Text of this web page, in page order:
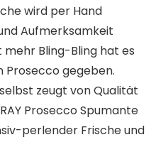
wird per Hand
Aufmerksamkeit
Bling-Bling hat es
Prosecco gegeben.
zeugt von Qualität
Prosecco Spumante
perlender Frische und